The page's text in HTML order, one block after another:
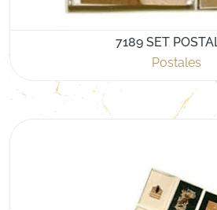
7189 SET
Postales